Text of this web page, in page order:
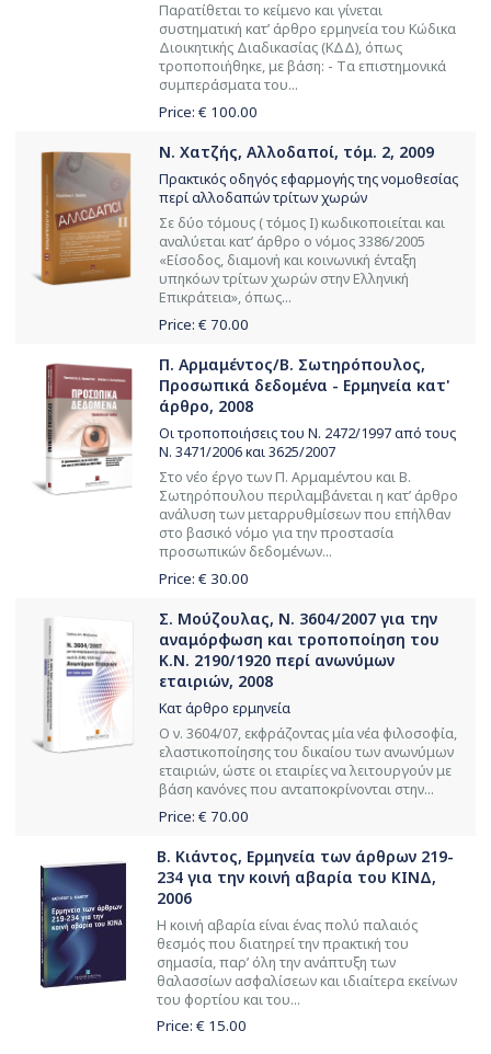
Παρατίθεται το κείμενο και γίνεται
συστηματική κατ’ άρθρο ερμηνεία του Κώδικα
Διοικητικής Διαδικασίας (ΚΔΔ), όπως
τροποποιήθηκε, με βάση: - Tα επιστημονικά
συμπεράσματα του...
Price: € 100.00
Ν. Χατζής, Αλλοδαποί, τόμ. 2, 2009
Πρακτικός οδηγός εφαρμογής της νομοθεσίας
περί αλλοδαπών τρίτων χωρών
Σε δύο τόμους ( τόμος Ι) κωδικοποιείται και
αναλύεται κατ’ άρθρο ο νόμος 3386/2005
«Είσοδος, διαμονή και κοινωνική ένταξη
υπηκόων τρίτων χωρών στην Ελληνική
Επικράτεια», όπως...
Price: € 70.00
Π. Αρμαμέντος/Β. Σωτηρόπουλος,
Προσωπικά δεδομένα - Ερμηνεία κατ'
άρθρο, 2008
Οι τροποποιήσεις του Ν. 2472/1997 από τους
Ν. 3471/2006 και 3625/2007
Στο νέο έργο των Π. Αρμαμέντου και Β.
Σωτηρόπουλου περιλαμβάνεται η κατ’ άρθρο
ανάλυση των μεταρρυθμίσεων που επήλθαν
στο βασικό νόμο για την προστασία
προσωπικών δεδομένων...
Price: € 30.00
Σ. Μούζουλας, Ν. 3604/2007 για την
αναμόρφωση και τροποποίηση του
Κ.Ν. 2190/1920 περί ανωνύμων
εταιριών, 2008
Κατ άρθρο ερμηνεία
Ο ν. 3604/07, εκφράζοντας μία νέα φιλοσοφία,
ελαστικοποίησης του δικαίου των ανωνύμων
εταιριών, ώστε οι εταιρίες να λειτουργούν με
βάση κανόνες που ανταποκρίνονται στην...
Price: € 70.00
Β. Κιάντος, Ερμηνεία των άρθρων 219-
234 για την κοινή αβαρία του ΚΙΝΔ,
2006
Η κοινή αβαρία είναι ένας πολύ παλαιός
θεσμός που διατηρεί την πρακτική του
σημασία, παρ’ όλη την ανάπτυξη των
θαλασσίων ασφαλίσεων και ιδιαίτερα εκείνων
του φορτίου και του...
Price: € 15.00